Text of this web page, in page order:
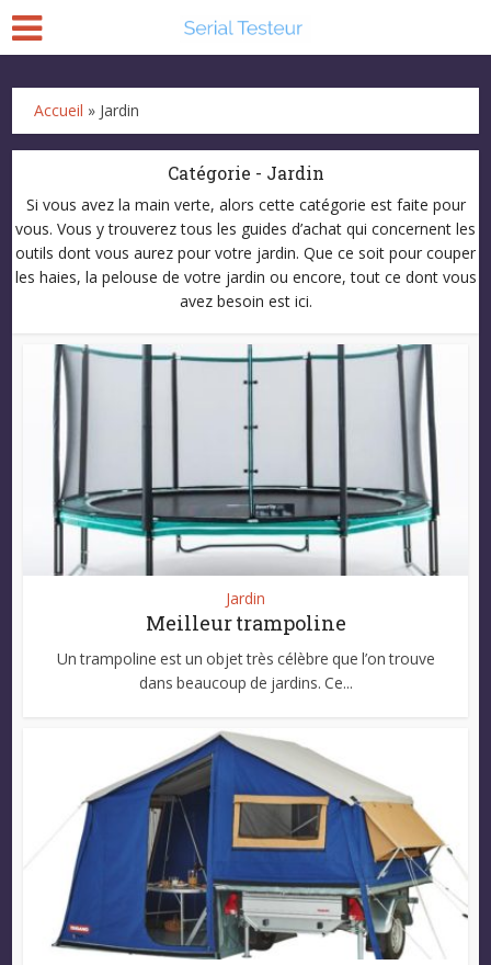
Accueil » Jardin
Catégorie - Jardin
Si vous avez la main verte, alors cette catégorie est faite pour
vous. Vous y trouverez tous les guides d’achat qui concernent les
outils dont vous aurez pour votre jardin. Que ce soit pour couper
les haies, la pelouse de votre jardin ou encore, tout ce dont vous
avez besoin est ici.
Jardin
Meilleur trampoline
Un trampoline est un objet très célèbre que l’on trouve
dans beaucoup de jardins. Ce...